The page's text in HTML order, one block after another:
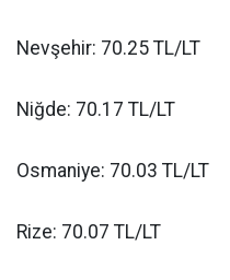
Nevşehir: 70.25 TL/LT
Niğde: 70.17 TL/LT
Osmaniye: 70.03 TL/LT
Rize: 70.07 TL/LT